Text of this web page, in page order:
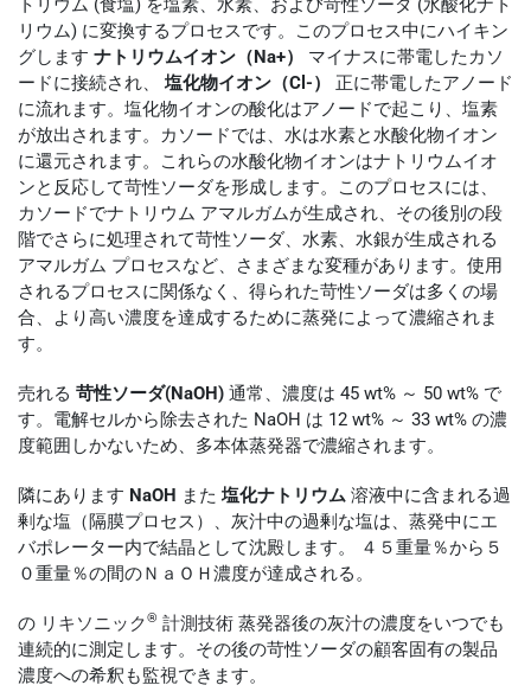
トリウム (食塩) を塩素、水素、および苛性ソーダ (水酸化ナト
リウム) に変換するプロセスです。このプロセス中にハイキン
グします ナトリウムイオン（Na+）
マイナスに帯電したカソ
ードに接続され、 塩化物イオン（Cl-）
正に帯電したアノード
に流れます。塩化物イオンの酸化はアノードで起こり、塩素
が放出されます。カソードでは、水は水素と水酸化物イオン
に還元されます。これらの水酸化物イオンはナトリウムイオ
ンと反応して苛性ソーダを形成します。このプロセスには、
カソードでナトリウム アマルガムが生成され、その後別の段
階でさらに処理されて苛性ソーダ、水素、水銀が生成される
アマルガム プロセスなど、さまざまな変種があります。使用
されるプロセスに関係なく、得られた苛性ソーダは多くの場
合、より高い濃度を達成するために蒸発によって濃縮されま
す。
売れる 苛性ソーダ(NaOH) 通常、濃度は 45 wt% ～ 50 wt% で
す。電解セルから除去された NaOH は 12 wt% ～ 33 wt% の濃
度範囲しかないため、多本体蒸発器で濃縮されます。
隣にあります NaOH また 塩化ナトリウム 溶液中に含まれる過
剰な塩（隔膜プロセス）、灰汁中の過剰な塩は、蒸発中にエ
バポレーター内で結晶として沈殿します。 ４５重量％から５
０重量％の間のＮａＯＨ濃度が達成される。
の リキソニック® 計測技術 蒸発器後の灰汁の濃度をいつでも
連続的に測定します。その後の苛性ソーダの顧客固有の製品
濃度への希釈も監視できます。